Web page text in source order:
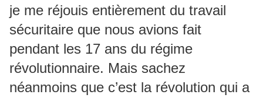
je me réjouis entièrement du travail
sécuritaire que nous avions fait
pendant les 17 ans du régime
révolutionnaire. Mais sachez
néanmoins que c’est la révolution qui a